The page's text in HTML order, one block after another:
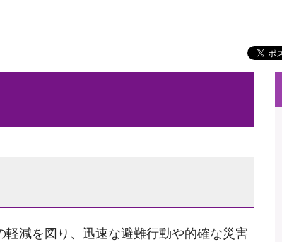
減を図り、迅速な避難行動や的確な災害